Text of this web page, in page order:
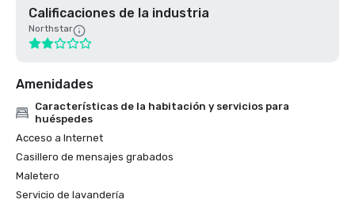
Calificaciones de la industria
Northstar
Amenidades
Características de la habitación y servicios para
huéspedes
Acceso a Internet
Casillero de mensajes grabados
Maletero
Servicio de lavandería